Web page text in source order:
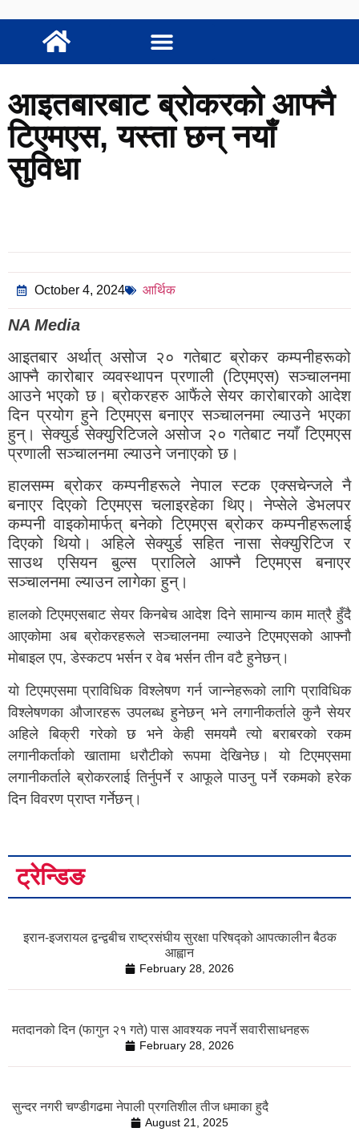
आइतबारबाट ब्रोकरको आफ्नै
टिएमएस, यस्ता छन् नयाँ
सुविधा
ट्रेन्डिङ
इरान-इजरायल द्वन्द्वबीच राष्ट्रसंघीय सुरक्षा परिषद्को आपत्कालीन बैठक
आह्वान
February 28, 2026
मतदानको दिन (फागुन २१ गते) पास आवश्यक नपर्ने सवारीसाधनहरू
February 28, 2026
सुन्दर नगरी चण्डीगढमा नेपाली प्रगतिशील तीज धमाका हुदै
August 21, 2025
October 4, 2024 आर्थिक
NA Media
आइतबार अर्थात् असोज २० गतेबाट ब्रोकर कम्पनीहरूको
आफ्नै कारोबार व्यवस्थापन प्रणाली (टिएमएस) सञ्चालनमा
आउने भएको छ। ब्रोकरहरु आफैंले सेयर कारोबारको आदेश
दिन प्रयोग हुने टिएमएस बनाएर सञ्चालनमा ल्याउने भएका
हुन्। सेक्युर्ड सेक्युरिटिजले असोज २० गतेबाट नयाँ टिएमएस
प्रणाली सञ्चालनमा ल्याउने जनाएको छ।
हालसम्म ब्रोकर कम्पनीहरूले नेपाल स्टक एक्सचेन्जले नै
बनाएर दिएको टिएमएस चलाइरहेका थिए। नेप्सेले डेभलपर
कम्पनी वाइकोमार्फत् बनेको टिएमएस ब्रोकर कम्पनीहरूलाई
दिएको थियो। अहिले सेक्युर्ड सहित नासा सेक्युरिटिज र
साउथ एसियन बुल्स प्रालिले आफ्नै टिएमएस बनाएर
सञ्चालनमा ल्याउन लागेका हुन्।
हालको टिएमएसबाट सेयर किनबेच आदेश दिने सामान्य काम मात्रै हुँदै
आएकोमा अब ब्रोकरहरूले सञ्चालनमा ल्याउने टिएमएसको आफ्नौ
मोबाइल एप, डेस्कटप भर्सन र वेब भर्सन तीन वटै हुनेछन्।
यो टिएमएसमा प्राविधिक विश्लेषण गर्न जान्नेहरूको लागि प्राविधिक
विश्लेषणका औजारहरू उपलब्ध हुनेछन् भने लगानीकर्ताले कुनै सेयर
अहिले बिक्री गरेको छ भने केही समयमै त्यो बराबरको रकम
लगानीकर्ताको खातामा धरौटीको रूपमा देखिनेछ। यो टिएमएसमा
लगानीकर्ताले ब्रोकरलाई तिर्नुपर्ने र आफूले पाउनु पर्ने रकमको हरेक
दिन विवरण प्राप्त गर्नेछन्।